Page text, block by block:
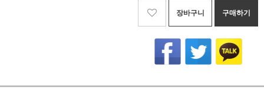
장바구니 구매하기